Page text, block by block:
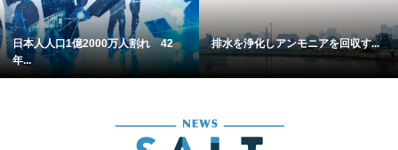
日本人人口1億2000万人割れ 42
年...
排水を浄化しアンモニアを回収す...